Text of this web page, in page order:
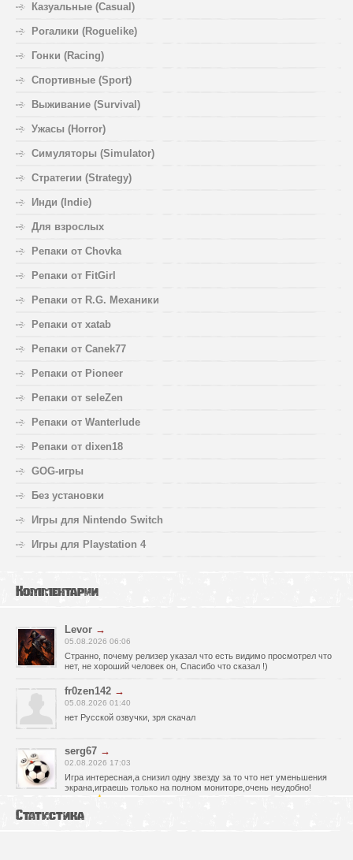
Казуальные (Casual)
Рогалики (Roguelike)
Гонки (Racing)
Спортивные (Sport)
Выживание (Survival)
Ужасы (Horror)
Симуляторы (Simulator)
Стратегии (Strategy)
Инди (Indie)
Для взрослых
Репаки от Chovka
Репаки от FitGirl
Репаки от R.G. Механики
Репаки от xatab
Репаки от Canek77
Репаки от Pioneer
Репаки от seleZen
Репаки от Wanterlude
Репаки от dixen18
GOG-игры
Без установки
Игры для Nintendo Switch
Игры для Playstation 4
Комментарии
Levor →
05.08.2026 06:06
Странно, почему релизер указал что есть видимо просмотрел что
нет, не хороший человек он, Спасибо что сказал !)
fr0zen142 →
05.08.2026 01:40
нет Русской озвучки, зря скачал
serg67 →
02.08.2026 17:03
Игра интересная,а снизил одну звезду за то что нет уменьшения
экрана,играешь только на полном мониторе,очень неудобно!
Статистика